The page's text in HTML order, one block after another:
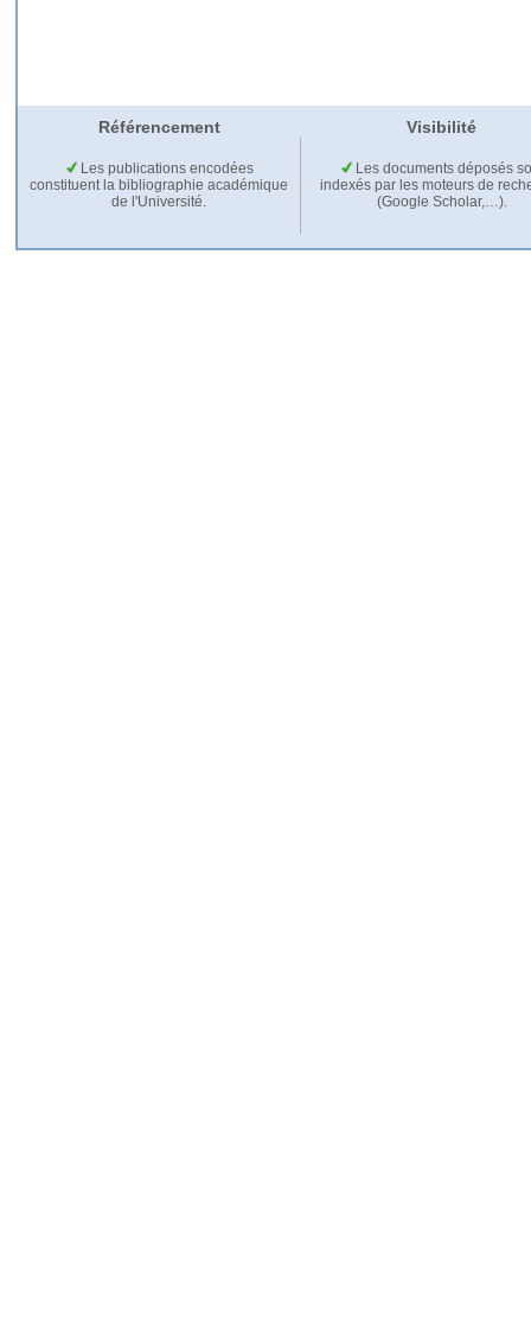
Référencement Visibilité
Les publications encodées
constituent la bibliographie académique
de l'Université.
Les documents déposés
indexés par les moteurs de
(Google Scholar,…).